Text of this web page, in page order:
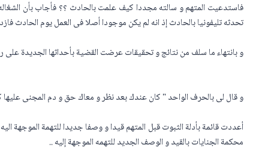
فاستدعيت المتهم و سالته مجددا كيف علمت بالحادث ؟؟ فأجاب بأن
تحدثه تليفونيا بالحادث إذ انه لم يكن موجودا أصلا فى العمل يوم الحادث
و بانتهاء ما سلف من نتائج و تحقيقات عرضت القضية بأحداثها الجديدة على
و قال لى بالحرف الواحد " كان عندك بعد نظر و معاك حق و دم المجنى
أعددت قائمة بأدلة الثبوت قبل المتهم قيدا و وصفا جديدا للتهمة الموجهة
محكمة الجنايات بالقيد و الوصف الجديد للتهمه الموجهة إليه ..